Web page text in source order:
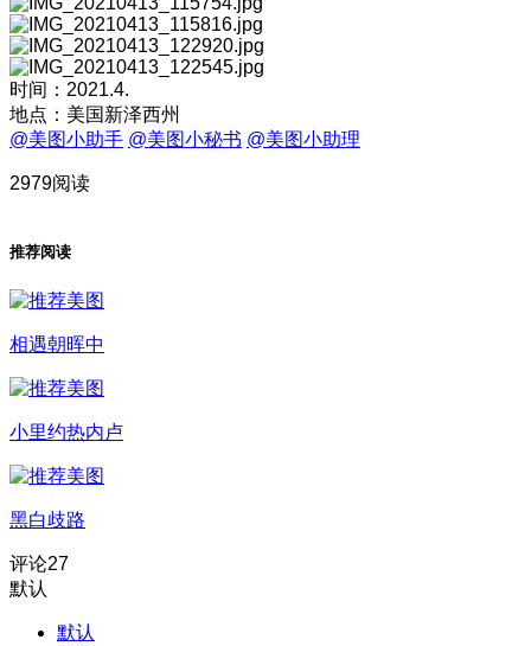
时间：2021.4.
地点：美国新泽西州
@美图小助手 @美图小秘书 @美图小助理
2979阅读
推荐阅读
相遇朝晖中
小里约热内卢
黑白歧路
评论27
默认
默认